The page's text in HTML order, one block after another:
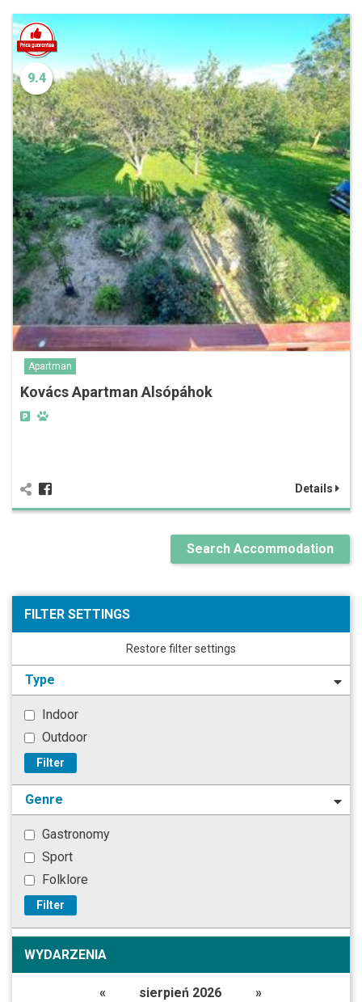
9.4
Apartman
Kovács Apartman Alsópáhok
Details
Search Accommodation
FILTER SETTINGS
Restore filter settings
Type
Indoor
Outdoor
Filter
Genre
Gastronomy
Sport
Folklore
Filter
WYDARZENIA
« sierpień 2026
»